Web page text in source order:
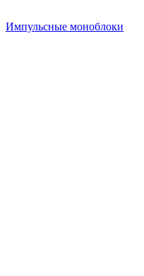
Импульсные моноблоки